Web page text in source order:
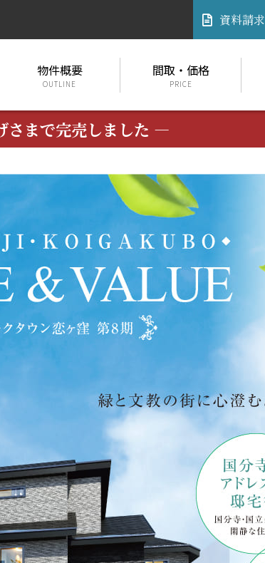
資料請求
物件概要
OUTLINE
間取・価格
PRICE
さまで完売しました ―